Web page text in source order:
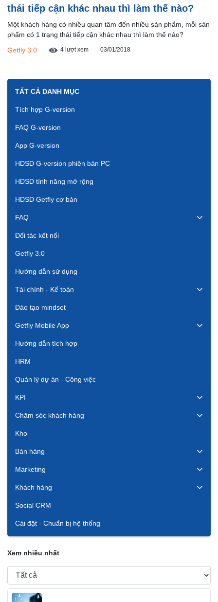
thái tiếp cận khác nhau thì làm thế nào?
Một khách hàng có nhiều quan tâm đến nhiều sản phẩm, mỗi sản
phẩm có 1 trạng thái tiếp cận khác nhau thì làm thế nào?
Getfly 3.0
4 lượt xem 03/01/2018
TẤT CẢ DANH MỤC
Tích hợp G-version
FAQ G-version
App G-version
HDSD G-version phiên bản PC
HDSD tính năng mở rộng
HDSD Getfly cơ bản
FAQ
Đối tác kết nối
Getfly 3.0
Hướng dẫn sử dụng
Tài chính - Kế toán
Đào tạo mindset
Getfly Mobile App
Hướng dẫn tích hợp
HRM
Quản lý dự án - Công việc
KPI
Chăm sóc khách hàng
Kho
Bán hàng
Marketing
Khách hàng
Social CRM
Cài đặt - Chuẩn bị hệ thống
Xem nhiều nhất